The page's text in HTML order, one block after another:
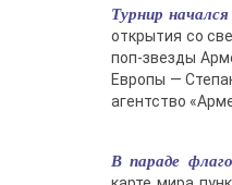
Турнир
открытия со
поп-звезды
Европы —
агентство
В параде